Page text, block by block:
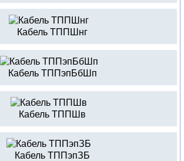
Кабель ТППШнг
Кабель ТППэпБбШп
Кабель ТППШв
Кабель ТППэпЗБ